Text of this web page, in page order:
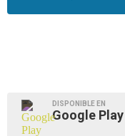
DISPONIBLE EN
Google Play